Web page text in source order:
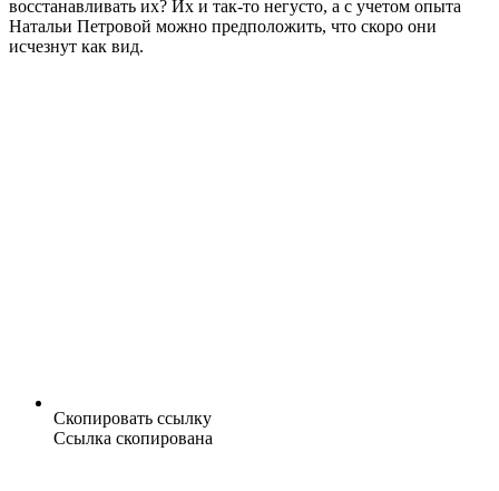
восстанавливать их? Их и так-то негусто, а с учетом опыта
Натальи Петровой можно предположить, что скоро они
исчезнут как вид.
Скопировать ссылку
Ссылка скопирована